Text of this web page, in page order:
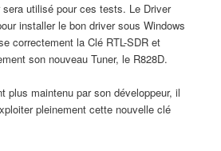
utilisé pour ces tests. Le Driver
installer le bon driver sous Windows
correctement la Clé RTL-SDR et
son nouveau Tuner, le R828D.
plus maintenu par son développeur, il
pleinement cette nouvelle clé